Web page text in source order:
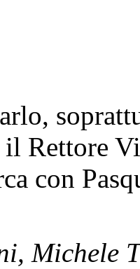
il Rettore
con
Michele